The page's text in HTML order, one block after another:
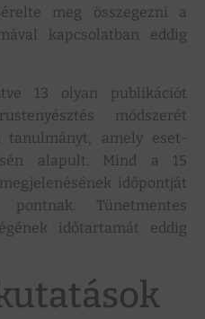
meg összegezni a
kapcsolatban eddig
13 olyan publikációt
módszerét
amely eset-
alapult. Mind a 15
időpontját
pontnak. Tünetmentes
időtartamát eddig